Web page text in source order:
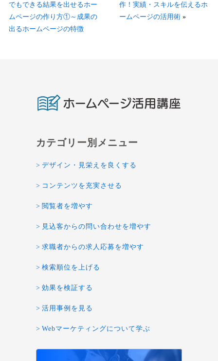
でもできる結果を出せるホー
ムページの作り方①～成果の
出るホームページの特徴
作！実績・スキルを伝えるホ
ームページの活用術»
デザイン・見栄えを良くする
コンテンツを充実させる
閲覧者を増やす
見込客からの問い合わせを増やす
求職者からの求人応募を増やす
検索順位を上げる
効果を検証する
活用事例を見る
Webマーケティングについて学ぶ